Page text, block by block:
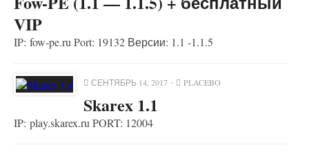
VIP
IP: fow-pe.ru Port: 19132 Версии: 1.1 -1.1.5
СЕНТЯБРЬ 14, 2017 PLACEBO
Skarex 1.1
IP: play.skarex.ru PORT: 12004